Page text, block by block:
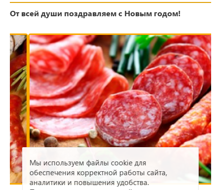
От всей души поздравляем с Новым годом!
Мы используем файлы cookie для
обеспечения корректной работы сайта,
аналитики и повышения удобства.